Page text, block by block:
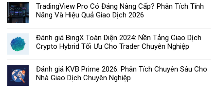
TradingView Pro Có Đáng Nâng Cấp? Phân Tích Tính
Năng Và Hiệu Quả Giao Dịch 2026
Đánh giá BingX Toàn Diện 2024: Nền Tảng Giao Dịch
Crypto Hybrid Tối Ưu Cho Trader Chuyên Nghiệp
Đánh giá KVB Prime 2026: Phân Tích Chuyên Sâu Cho
Nhà Giao Dịch Chuyên Nghiệp